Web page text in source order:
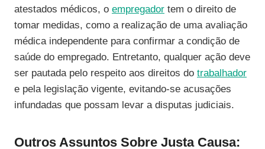
atestados médicos, o empregador tem o direito de
tomar medidas, como a realização de uma avaliação
médica independente para confirmar a condição de
saúde do empregado. Entretanto, qualquer ação deve
ser pautada pelo respeito aos direitos do trabalhador
e pela legislação vigente, evitando-se acusações
infundadas que possam levar a disputas judiciais.
Outros Assuntos Sobre Justa Causa: